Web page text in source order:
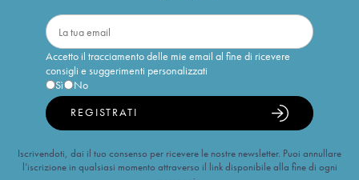
Accetto il tracciamento delle mie email al fine di ricevere
consigli e suggerimenti personalizzati
Sì
No
REGISTRATI
Iscrivendoti, dai il tuo consenso per ricevere le nostre newsletter. Puoi annullare
l’iscrizione in qualsiasi momento attraverso il link disponibile alla fine di ogni